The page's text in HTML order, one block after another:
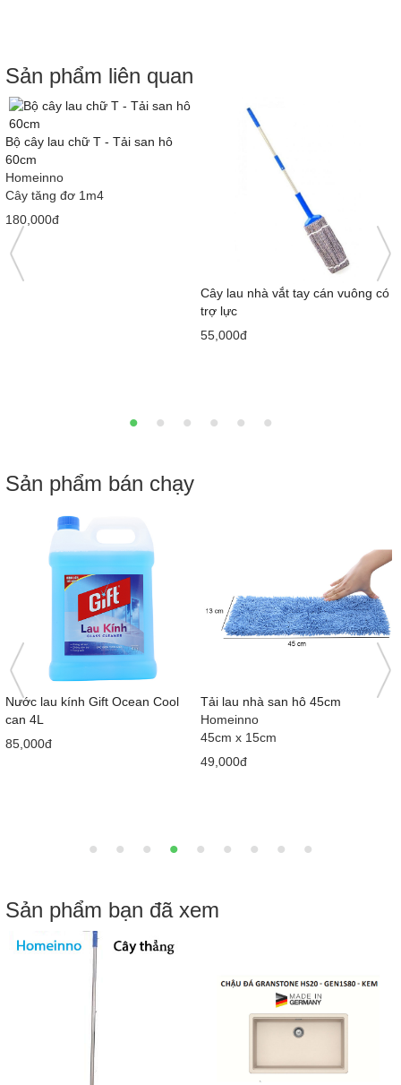
Sản phẩm liên quan
Bộ cây lau chữ T - Tải san hô
60cm
Homeinno
Cây tăng đơ 1m4
180,000đ
Cây lau nhà vắt tay cán vuông có
trợ lực
55,000đ
Sản phẩm bán chạy
Nước lau kính Gift Ocean Cool
can 4L
85,000đ
Tải lau nhà san hô 45cm
Homeinno
45cm x 15cm
49,000đ
Sản phẩm bạn đã xem